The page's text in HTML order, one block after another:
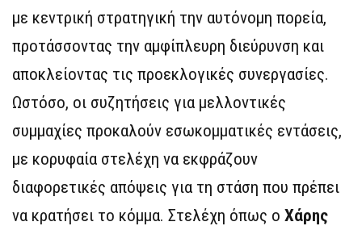
με κεντρική στρατηγική την αυτόνομη πορεία,
προτάσσοντας την αμφίπλευρη διεύρυνση και
αποκλείοντας τις προεκλογικές συνεργασίες.
Ωστόσο, οι συζητήσεις για μελλοντικές
συμμαχίες προκαλούν εσωκομματικές εντάσεις,
με κορυφαία στελέχη να εκφράζουν
διαφορετικές απόψεις για τη στάση που πρέπει
να κρατήσει το κόμμα. Στελέχη όπως ο Χάρης